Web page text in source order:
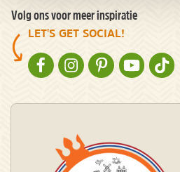
Volg ons voor meer inspiratie
LET'S GET SOCIAL!
NATURESCANNER OP FACEBOOK
NATURESCANNER OP
NATURESCANNER